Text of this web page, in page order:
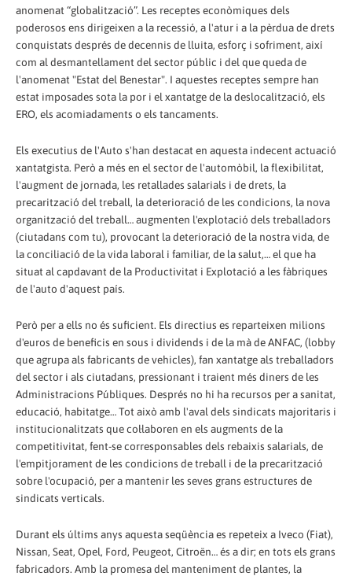
anomenat “globalització”. Les receptes econòmiques dels
poderosos ens dirigeixen a la recessió, a l'atur i a la pèrdua de drets
conquistats després de decennis de lluita, esforç i sofriment, així
com al desmantellament del sector públic i del que queda de
l'anomenat "Estat del Benestar". I aquestes receptes sempre han
estat imposades sota la por i el xantatge de la deslocalització, els
ERO, els acomiadaments o els tancaments.
Els executius de l'Auto s'han destacat en aquesta indecent actuació
xantatgista. Però a més en el sector de l'automòbil, la flexibilitat,
l'augment de jornada, les retallades salarials i de drets, la
precarització del treball, la deterioració de les condicions, la nova
organització del treball… augmenten l'explotació dels treballadors
(ciutadans com tu), provocant la deterioració de la nostra vida, de
la conciliació de la vida laboral i familiar, de la salut,… el que ha
situat al capdavant de la Productivitat i Explotació a les fàbriques
de l'auto d'aquest país.
Però per a ells no és suficient. Els directius es reparteixen milions
d'euros de beneficis en sous i dividends i de la mà de ANFAC, (lobby
que agrupa als fabricants de vehicles), fan xantatge als treballadors
del sector i als ciutadans, pressionant i traient més diners de les
Administracions Públiques. Després no hi ha recursos per a sanitat,
educació, habitatge… Tot això amb l'aval dels sindicats majoritaris i
institucionalitzats que col·laboren en els augments de la
competitivitat, fent-se corresponsables dels rebaixis salarials, de
l'empitjorament de les condicions de treball i de la precarització
sobre l'ocupació, per a mantenir les seves grans estructures de
sindicats verticals.
Durant els últims anys aquesta seqüència es repeteix a Iveco (Fiat),
Nissan, Seat, Opel, Ford, Peugeot, Citroën… és a dir; en tots els grans
fabricadors. Amb la promesa del manteniment de plantes, la